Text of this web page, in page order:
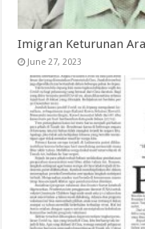
Imigran Keturunan
June 27, 2023